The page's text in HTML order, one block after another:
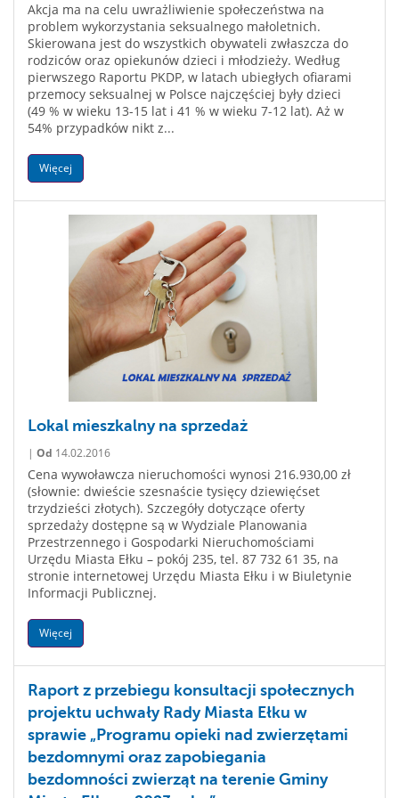
Akcja ma na celu uwrażliwienie społeczeństwa na
problem wykorzystania seksualnego małoletnich.
Skierowana jest do wszystkich obywateli zwłaszcza do
rodziców oraz opiekunów dzieci i młodzieży. Według
pierwszego Raportu PKDP, w latach ubiegłych ofiarami
przemocy seksualnej w Polsce najczęściej były dzieci
(49 % w wieku 13-15 lat i 41 % w wieku 7-12 lat). Aż w
54% przypadków nikt z...
Więcej
Lokal mieszkalny na sprzedaż
| Od 14.02.2016
Cena wywoławcza nieruchomości wynosi 216.930,00 zł
(słownie: dwieście szesnaście tysięcy dziewięćset
trzydzieści złotych). Szczegóły dotyczące oferty
sprzedaży dostępne są w Wydziale Planowania
Przestrzennego i Gospodarki Nieruchomościami
Urzędu Miasta Ełku – pokój 235, tel. 87 732 61 35, na
stronie internetowej Urzędu Miasta Ełku i w Biuletynie
Informacji Publicznej.
Więcej
Raport z przebiegu konsultacji społecznych
projektu uchwały Rady Miasta Ełku w
sprawie „Programu opieki nad zwierzętami
bezdomnymi oraz zapobiegania
bezdomności zwierząt na terenie Gminy